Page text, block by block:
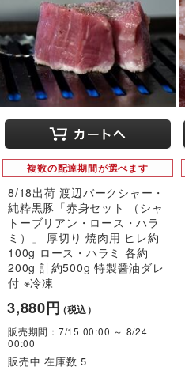
複数の配達期間が選べます
8/18出荷 渡辺バークシャー・
純粋黒豚「赤身セット （シャ
トーブリアン・ロース・ハラ
ミ）」 厚切り 焼肉用 ヒレ約
100g ロース・ハラミ 各約
200g 計約500g 特製醤油ダレ
付 ※冷凍
3,880円（税込）
販売期間：7/15 00:00 ～ 8/24
00:00
販売中 在庫数 5